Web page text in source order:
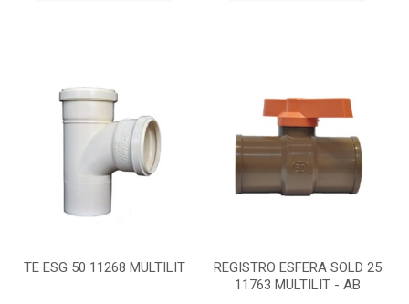
TE ESG 50 11268 MULTILIT
REGISTRO ESFERA SOLD 25
11763 MULTILIT - AB